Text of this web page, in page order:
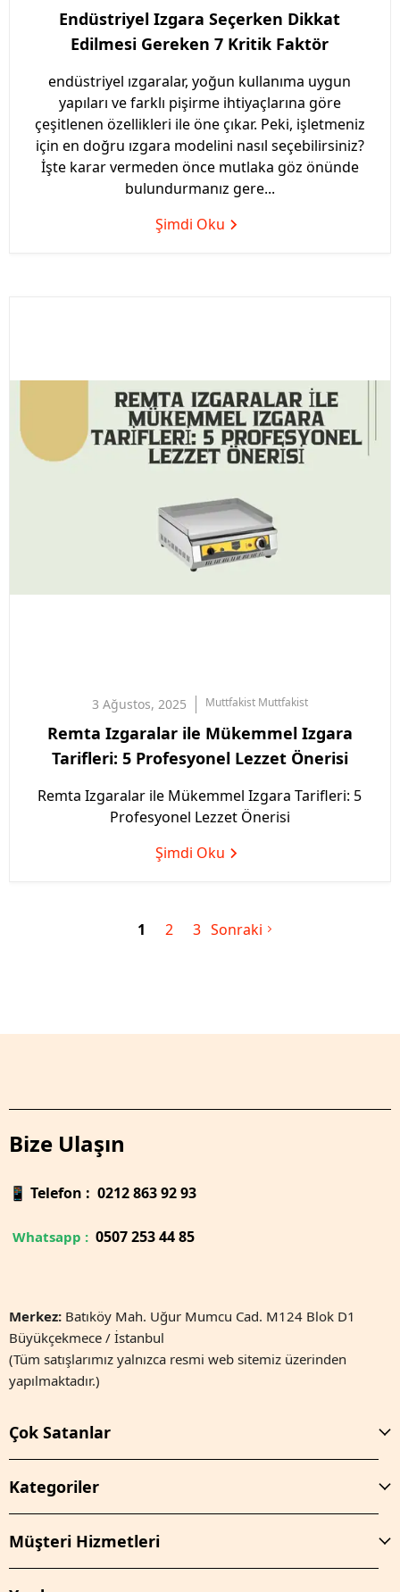
Endüstriyel Izgara Seçerken Dikkat
Edilmesi Gereken 7 Kritik Faktör
endüstriyel ızgaralar, yoğun kullanıma uygun
yapıları ve farklı pişirme ihtiyaçlarına göre
çeşitlenen özellikleri ile öne çıkar. Peki, işletmeniz
için en doğru ızgara modelini nasıl seçebilirsiniz?
İşte karar vermeden önce mutlaka göz önünde
bulundurmanız gere...
Şimdi Oku
3 Ağustos, 2025 Muttfakist Muttfakist
Remta Izgaralar ile Mükemmel Izgara
Tarifleri: 5 Profesyonel Lezzet Önerisi
Remta Izgaralar ile Mükemmel Izgara Tarifleri: 5
Profesyonel Lezzet Önerisi
Şimdi Oku
1 2 3 Sonraki
Bize Ulaşın
📱 Telefon : 0212 863 92 93
Whatsapp : 0507 253 44 85
Merkez: Batıköy Mah. Uğur Mumcu Cad. M124 Blok D1
Büyükçekmece / İstanbul
(Tüm satışlarımız yalnızca resmi web sitemiz üzerinden
yapılmaktadır.)
Çok Satanlar
Kategoriler
Müşteri Hizmetleri